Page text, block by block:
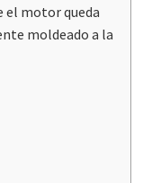
el motor queda
moldeado a la